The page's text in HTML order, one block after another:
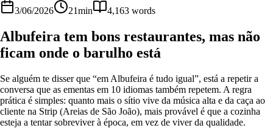
3/06/2026 21min 4,163 words
Albufeira tem bons restaurantes, mas não
ficam onde o barulho está
Se alguém te disser que “em Albufeira é tudo igual”, está a repetir a
conversa que as ementas em 10 idiomas também repetem. A regra
prática é simples: quanto mais o sítio vive da música alta e da caça ao
cliente na Strip (Areias de São João), mais provável é que a cozinha
esteja a tentar sobreviver à época, em vez de viver da qualidade.